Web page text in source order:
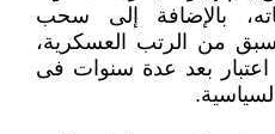
بالإضافة إلى سحب
من الرتب العسكرية،
بعد عدة سنوات فى